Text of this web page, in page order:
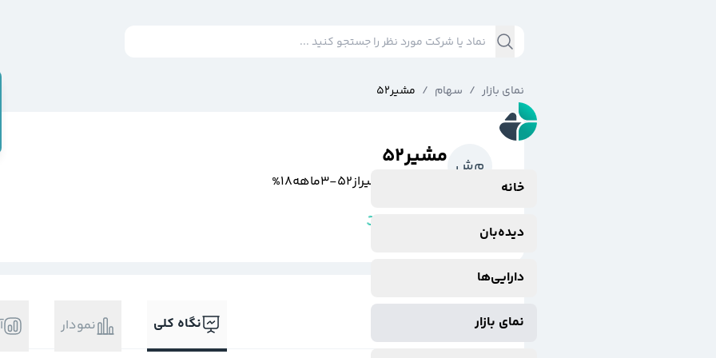
خانه
دیده‌بان
دارایی‌ها
نمای بازار
نمای بازار / سهام / مشير52
مش مشير52
مشاركت ش شيراز52-3ماهه18%
نگاه کلی نمودار